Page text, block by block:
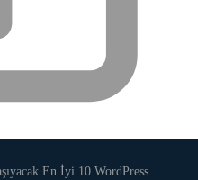
En İyi 10 WordPress